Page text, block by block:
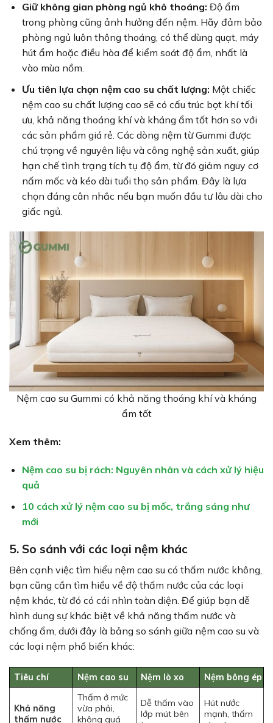
Giữ không gian phòng ngủ khô thoáng: Độ ẩm
trong phòng cũng ảnh hưởng đến nệm. Hãy đảm bảo
phòng ngủ luôn thông thoáng, có thể dùng quạt, máy
hút ẩm hoặc điều hòa để kiểm soát độ ẩm, nhất là
vào mùa nồm.
Ưu tiên lựa chọn nệm cao su chất lượng: Một chiếc
nệm cao su chất lượng cao sẽ có cấu trúc bọt khí tối
ưu, khả năng thoáng khí và kháng ẩm tốt hơn so với
các sản phẩm giá rẻ. Các dòng nệm từ Gummi được
chú trọng về nguyên liệu và công nghệ sản xuất, giúp
hạn chế tình trạng tích tụ độ ẩm, từ đó giảm nguy cơ
nấm mốc và kéo dài tuổi thọ sản phẩm. Đây là lựa
chọn đáng cân nhắc nếu bạn muốn đầu tư lâu dài cho
giấc ngủ.
Nệm cao su Gummi có khả năng thoáng khí và kháng
ẩm tốt
Xem thêm:
Nệm cao su bị rách: Nguyên nhân và cách xử lý hiệu
quả
10 cách xử lý nệm cao su bị mốc, trắng sáng như
mới
5. So sánh với các loại nệm khác
Bên cạnh việc tìm hiểu nệm cao su có thấm nước không,
bạn cũng cần tìm hiểu về độ thấm nước của các loại
nệm khác, từ đó có cái nhìn toàn diện. Để giúp bạn dễ
hình dung sự khác biệt về khả năng thấm nước và
chống ẩm, dưới đây là bảng so sánh giữa nệm cao su và
các loại nệm phổ biến khác:
Tiêu chí Nệm cao su Nệm lò xo Nệm bông ép
Khả năng
thấm nước
Thấm ở mức
vừa phải,
không quá
Dễ thấm vào
lớp mút bên
Hút nước
mạnh, thấm